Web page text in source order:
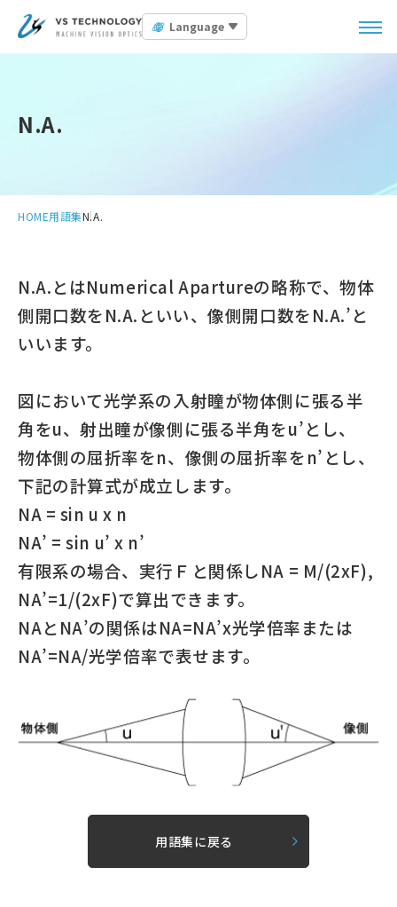
Language
N.A.
HOME用語集N.A.
N.A.とはNumerical Apartureの略称で、物体
側開口数をN.A.といい、像側開口数をN.A.’と
いいます。
図において光学系の入射瞳が物体側に張る半
角をu、射出瞳が像側に張る半角をu’とし、
物体側の屈折率をn、像側の屈折率をn’とし、
下記の計算式が成立します。
NA = sin u x n
NA’ = sin u’ x n’
有限系の場合、実行Ｆと関係しNA = M/(2xF),
NA’=1/(2xF)で算出できます。
NAとNA’の関係はNA=NA’x光学倍率または
NA’=NA/光学倍率で表せます。
用語集に戻る